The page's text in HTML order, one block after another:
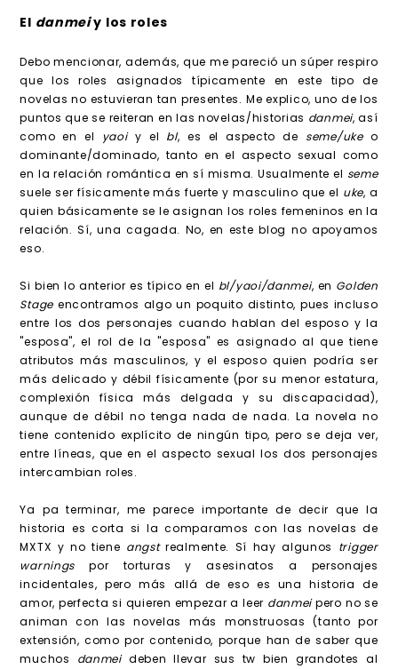
El danmeiy los roles
Debo mencionar, además, que me pareció un súper respiro
que los roles asignados típicamente en este tipo de
novelas no estuvieran tan presentes. Me explico, uno de los
puntos que se reiteran en las novelas/historias danmei, así
como en el yaoi y el bl, es el aspecto de seme/ukeo
dominante/dominado, tanto en el aspecto sexual como
en la relación romántica en sí misma. Usualmente el seme
suele ser físicamente más fuerte y masculino que el uke, a
quien básicamente se le asignan los roles femeninos en la
relación. Sí, una cagada. No, en este blog no apoyamos
eso.
Si bien lo anterior es típico en el bl/yaoi/danmei, en Golden
Stageencontramos algo un poquito distinto, pues incluso
entre los dos personajes cuando hablan del esposo y la
"esposa", el rol de la "esposa" es asignado al que tiene
atributos más masculinos, y el esposo quien podría ser
más delicado y débil físicamente (por su menor estatura,
complexión física más delgada y su discapacidad),
aunque de débil no tenga nada de nada. La novela no
tiene contenido explícito de ningún tipo, pero se deja ver,
entre líneas, que en el aspecto sexual los dos personajes
intercambian roles.
Ya pa terminar, me parece importante de decir que la
historia es corta si la comparamos con las novelas de
MXTX y no tiene angstrealmente. Sí hay algunos trigger
warningspor torturas y asesinatos a personajes
incidentales, pero más allá de eso es una historia de
amor, perfecta si quieren empezar a leer danmeipero no se
animan con las novelas más monstruosas (tanto por
extensión, como por contenido, porque han de saber que
muchos danmei deben llevar sus tw bien grandotes al